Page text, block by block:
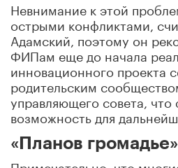
Невнимание к этой
острыми конфликтами,
Адамский, поэтому он
ФИПам еще до начала
инновационного проекта
родительским
управляющего совета,
возможность для
«Планов громадье»